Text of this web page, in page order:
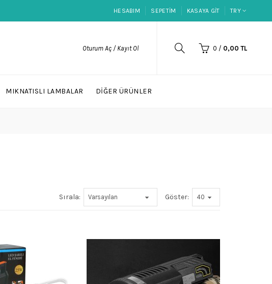
HESABIM SEPETIM KASAYA GIT TRY
Oturum Aç / Kayıt Ol 0 / 0,00 TL
MIKNATISLI LAMBALAR DIĞER ÜRÜNLER
Sırala: Göster: